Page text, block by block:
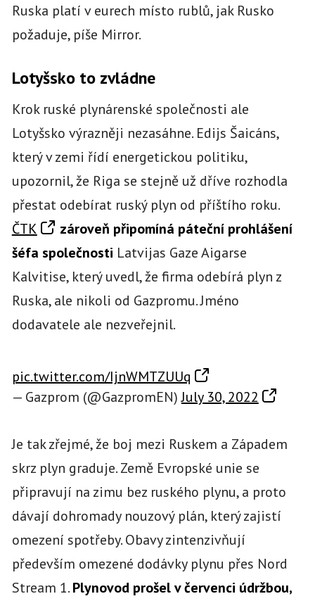
Ruska platí v eurech místo rublů, jak Rusko
požaduje, píše Mirror.
Lotyšsko to zvládne
Krok ruské plynárenské společnosti ale
Lotyšsko výrazněji nezasáhne. Edijs Šaicáns,
který v zemi řídí energetickou politiku,
upozornil, že Riga se stejně už dříve rozhodla
přestat odebírat ruský plyn od příštího roku.
ČTK
zároveň připomíná páteční prohlášení
šéfa společnosti Latvijas Gaze Aigarse
Kalvitise, který uvedl, že firma odebírá plyn z
Ruska, ale nikoli od Gazpromu. Jméno
dodavatele ale nezveřejnil.
pic.twitter.com/IjnWMTZUUq
— Gazprom (@GazpromEN)July 30, 2022
Je tak zřejmé, že boj mezi Ruskem a Západem
skrz plyn graduje. Země Evropské unie se
připravují na zimu bez ruského plynu, a proto
dávají dohromady nouzový plán, který zajistí
omezení spotřeby. Obavy zintenzivňují
především omezené dodávky plynu přes Nord
Stream 1.Plynovod prošel v červenci údržbou,